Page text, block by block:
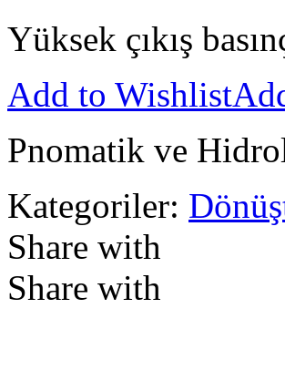
Yüksek çıkış
Add to Wishlist
Pnomatik ve
Kategoriler:
Share with
Share with